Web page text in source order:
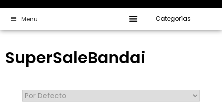
Menu Categorías
SuperSaleBandai
Sort Products